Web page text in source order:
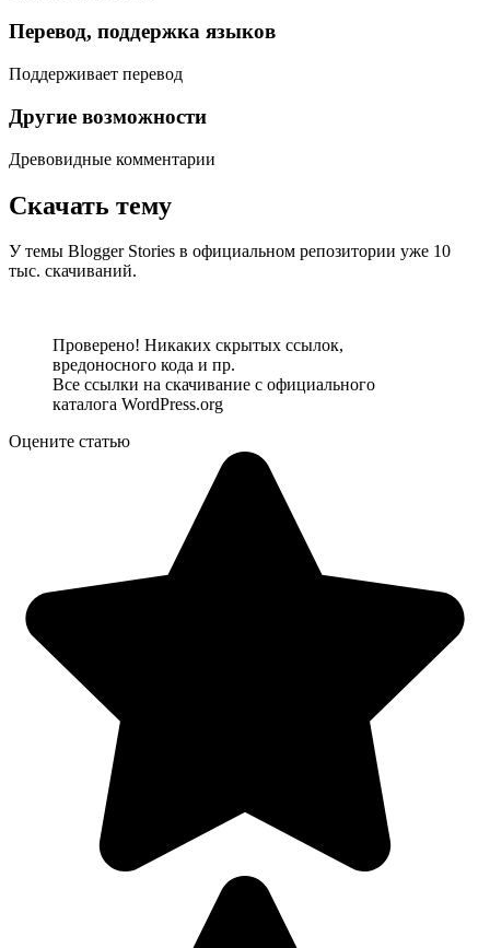
Перевод, поддержка языков
Поддерживает перевод
Другие возможности
Древовидные комментарии
Скачать тему
У темы Blogger Stories в официальном репозитории уже 10
тыс. скачиваний.
Проверено! Никаких скрытых ссылок,
вредоносного кода и пр.
Все ссылки на скачивание с официального
каталога WordPress.org
Оцените статью